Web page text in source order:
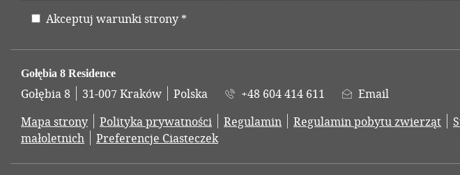
Oświadczenie
Akceptuj warunki strony *
Adres
Gołębia 8 Residence
Gołębia 8
31-007 Kraków Polska +48 604 414 611
Email
Mapa strony
Polityka prywatności Regulamin Regulamin pobytu zwierząt
małoletnich
Preferencje Ciasteczek